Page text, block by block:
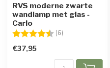
RVS moderne zwarte
wandlamp met glas -
Carlo
Beoordeling: (6)
€37,95